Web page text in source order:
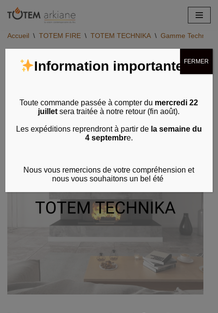
au
Accueil \ TOTEM FIRE \ TOTEM TECHNIKA \ Gamme Technika
Information importante
Toute commande passée à compter du mercredi 22
juillet sera traitée à notre retour (fin août).
Les expéditions reprendront à partir de la semaine du
4 septembre.
Nous vous remercions de votre compréhension et
nous vous souhaitons un bel été
FERMER